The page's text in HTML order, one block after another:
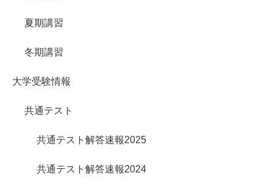
夏期講習
冬期講習
大学受験情報
共通テスト
共通テスト解答速報2025
共通テスト解答速報2024